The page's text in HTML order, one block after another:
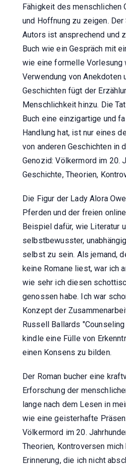
Fähigkeit des menschlichen
und Hoffnung zu zeigen.
Autors ist ansprechend und
Buch wie ein Gespräch mit
wie eine formelle Vorlesung
Verwendung von Anekdoten
Geschichten fügt der
Menschlichkeit hinzu. Die
Buch eine einzigartige und
Handlung hat, ist nur eines
von anderen Geschichten in
Genozid: Völkermord im 20.
Geschichte, Theorien,
Die Figur der Lady Alora
Pferden und der freien
Beispiel dafür, wie Literatur
selbstbewusster,
selbst zu sein. Als jemand,
keine Romane liest, war ich
wie sehr ich diesen
genossen habe. Ich war
Konzept der
Russell Ballards
kindle eine Fülle von
einen Konsens zu bilden.
Der Roman bucher eine
Erforschung der
lange nach dem Lesen in
wie eine geisterhafte
Völkermord im 20.
Theorien, Kontroversen
Erinnerung, die ich nicht